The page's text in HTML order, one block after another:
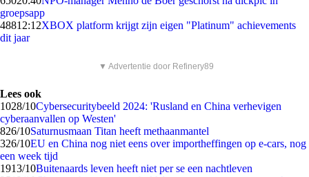
groepsapp
48812:12XBOX platform krijgt zijn eigen "Platinum" achievements
dit jaar
▼ Advertentie door Refinery89
Lees ook
1028/10Cybersecuritybeeld 2024: 'Rusland en China verhevigen
cyberaanvallen op Westen'
826/10Saturnusmaan Titan heeft methaanmantel
326/10EU en China nog niet eens over importheffingen op e-cars, nog
een week tijd
1913/10Buitenaards leven heeft niet per se een nachtleven